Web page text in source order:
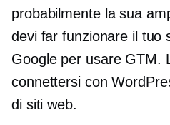
probabilmente la sua
devi far funzionare il tuo
Google per usare GTM.
connettersi con
di siti web.